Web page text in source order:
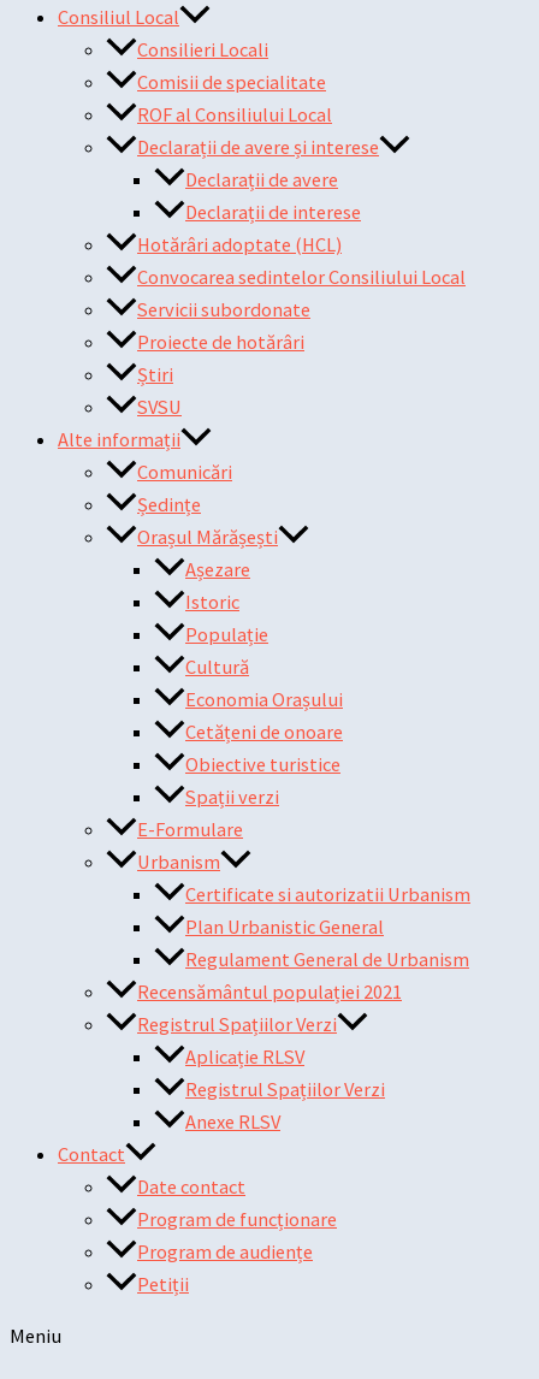
Consiliul Local
Consilieri Locali
Comisii de specialitate
ROF al Consiliului Local
Declarații de avere și interese
Declarații de avere
Declarații de interese
Hotărâri adoptate (HCL)
Convocarea sedintelor Consiliului Local
Servicii subordonate
Proiecte de hotărâri
Știri
SVSU
Alte informații
Comunicări
Ședințe
Orașul Mărășești
Așezare
Istoric
Populație
Cultură
Economia Orașului
Cetățeni de onoare
Obiective turistice
Spații verzi
E-Formulare
Urbanism
Certificate si autorizatii Urbanism
Plan Urbanistic General
Regulament General de Urbanism
Recensământul populației 2021
Registrul Spațiilor Verzi
Aplicație RLSV
Registrul Spațiilor Verzi
Anexe RLSV
Contact
Date contact
Program de funcționare
Program de audiențe
Petiții
Meniu